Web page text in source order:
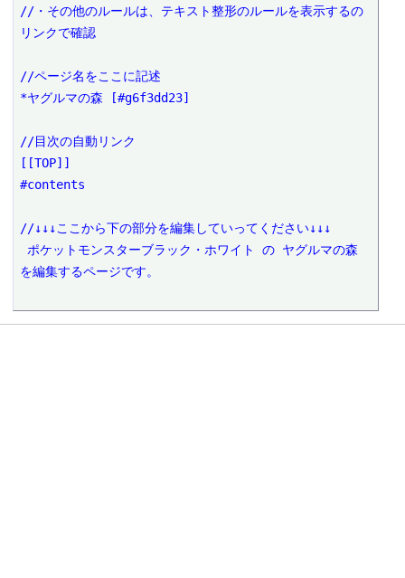
//・その他のルールは、テキスト整形のルールを表示するの
リンクで確認
//ページ名をここに記述
*ヤグルマの森 [#g6f3dd23]
//目次の自動リンク
[[TOP]]
#contents
//↓↓↓ここから下の部分を編集していってください↓↓↓
を編集するページです。